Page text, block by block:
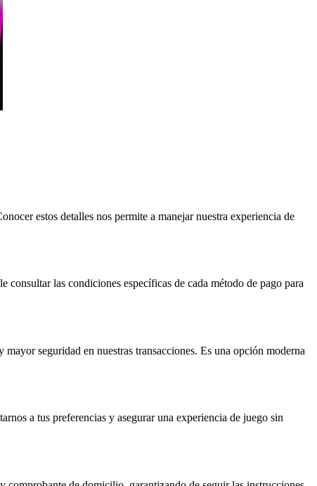
estos detalles nos permite a manejar nuestra experiencia de
las condiciones específicas de cada método de pago para
seguridad en nuestras transacciones. Es una opción moderna
a tus preferencias y asegurar una experiencia de juego sin